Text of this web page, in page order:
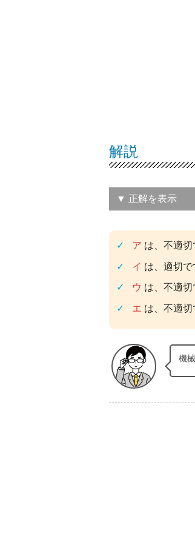
解説
▼ 正解を表示
を自動的に
この問題の正解率：
ア は、不適切
イ は、適切で
ウ は、不適切
エ は、不適切
機